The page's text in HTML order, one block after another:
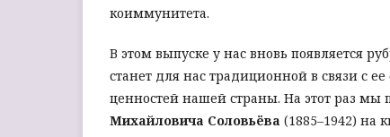
коиммунитета.
В этом выпуске у нас вновь появляется
станет для нас традиционной в связи с
ценностей нашей страны. На этот раз мы
Михайловича Соловьёва (1885–1942) на